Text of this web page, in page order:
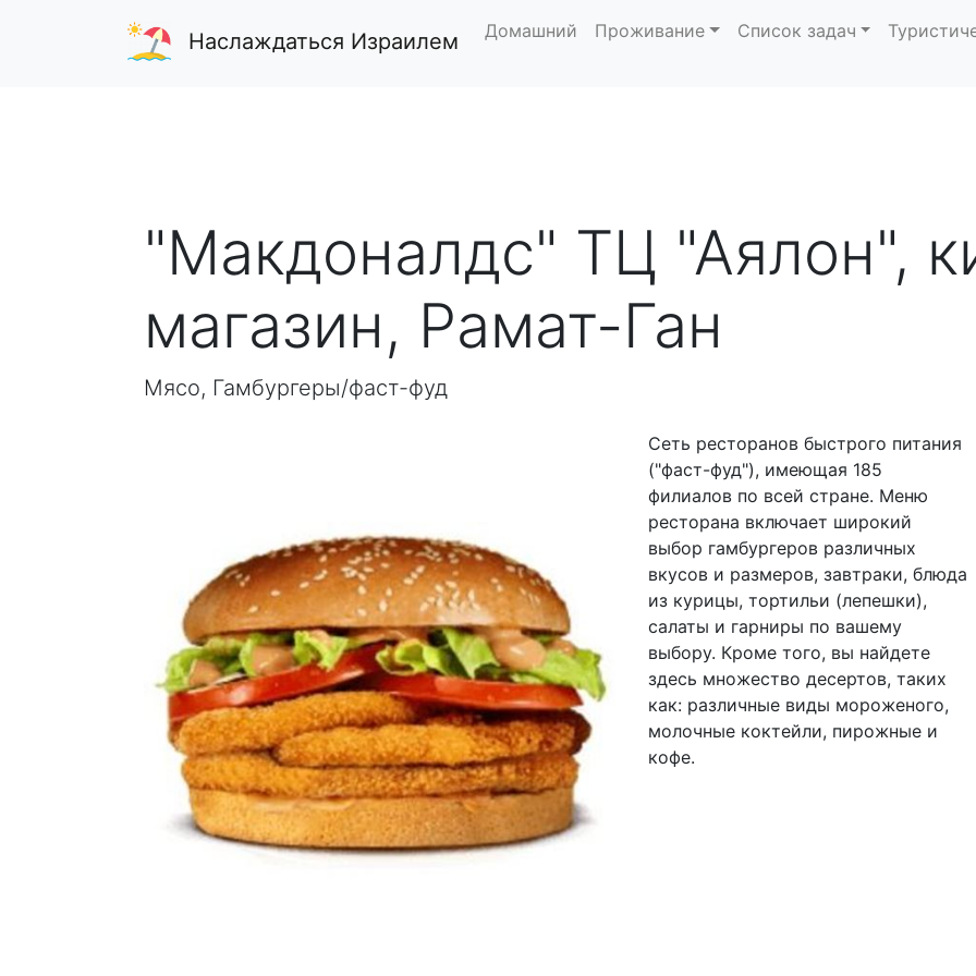
Наслаждаться Израилем Домашний Проживание Список задач
"Макдоналдс" ТЦ "Аялон",
магазин, Рамат-Ган
Мясо, Гамбургеры/фаст-фуд
Сеть ресторанов быстрого питания
("фаст-фуд"), имеющая 185
филиалов по всей стране. Меню
ресторана включает широкий
выбор гамбургеров различных
вкусов и размеров, завтраки, блюда
из курицы, тортильи (лепешки),
салаты и гарниры по вашему
выбору. Кроме того, вы найдете
здесь множество десертов, таких
как: различные виды мороженого,
молочные коктейли, пирожные и
кофе.